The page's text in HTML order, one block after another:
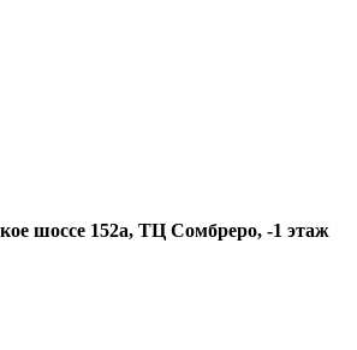
шоссе 152а, ТЦ Сомбреро, -1 этаж